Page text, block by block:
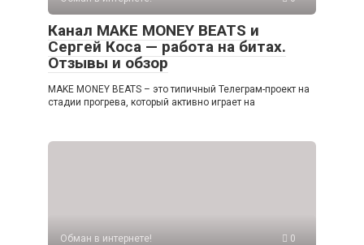
Канал MAKE MONEY BEATS и
Сергей Коса — работа на битах.
Отзывы и обзор
MAKE MONEY BEATS – это типичный Телеграм-проект на
стадии прогрева, который активно играет на
Обман в интернете! 0